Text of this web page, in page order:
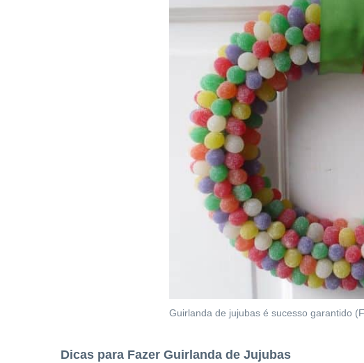
Guirlanda de jujubas é sucesso garantido
Dicas para Fazer Guirlanda de Jujubas